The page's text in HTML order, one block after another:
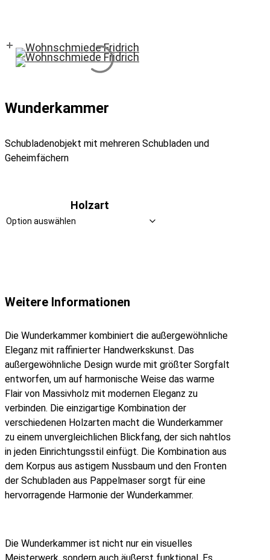
main
content
Wunderkammer
Schubladenobjekt mit mehreren Schubladen und
Geheimfächern
Holzart
Weitere Informationen
Die Wunderkammer kombiniert die außergewöhnliche
Eleganz mit raffinierter Handwerkskunst. Das
außergewöhnliche Design wurde mit größter Sorgfalt
entworfen, um auf harmonische Weise das warme
Flair von Massivholz mit modernen Eleganz zu
verbinden. Die einzigartige Kombination der
verschiedenen Holzarten macht die Wunderkammer
zu einem unvergleichlichen Blickfang, der sich nahtlos
in jeden Einrichtungsstil einfügt. Die Kombination aus
dem Korpus aus astigem Nussbaum und den Fronten
der Schubladen aus Pappelmaser sorgt für eine
hervorragende Harmonie der Wunderkammer.
Die Wunderkammer ist nicht nur ein visuelles